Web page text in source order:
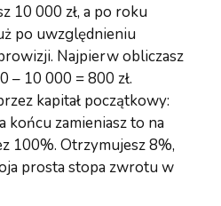
10 000 zł, a po roku
po uwzględnieniu
Najpierw obliczasz
– 10 000 = 800 zł.
kapitał początkowy:
końcu zamieniasz to na
100%. Otrzymujesz 8%,
prosta stopa zwrotu w